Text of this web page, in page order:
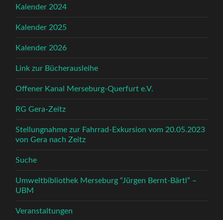
Kalender 2024
Kalender 2025
Kalender 2026
Link zur Bücherausleihe
Offener Kanal Merseburg-Querfurt e.V.
RG Gera-Zeitz
Stellungnahme zur Fahrrad-Exkursion vom 20.05.2023
von Gera nach Zeitz
Suche
Umweltbibliothek Merseburg “Jürgen Bernt-Bärtl” –
UBM
Veranstaltungen